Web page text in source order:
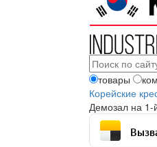
товары
Корейские
Демозал на 1-